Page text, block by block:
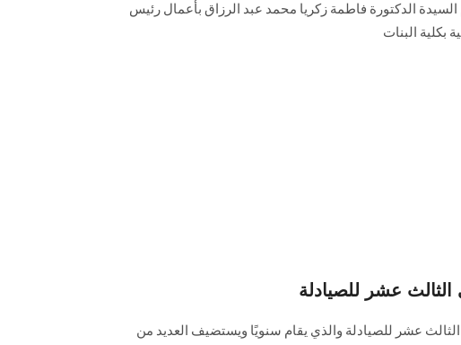
السيدة الدكتورة فاطمة زكريا محمد عبد الرزاق بأعمال رئيس
البنات
الثالث عشر للصيادلة
عشر للصيادلة والذي يقام سنويًا ويستضيف العديد من